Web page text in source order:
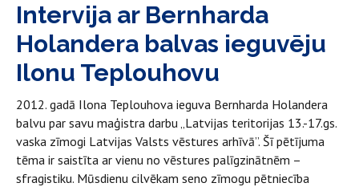
Intervija ar Bernharda
Holandera balvas ieguvēju
Ilonu Teplouhovu
2012. gadā Ilona Teplouhova ieguva Bernharda Holandera
balvu par savu maģistra darbu „Latvijas teritorijas 13.-17.gs.
vaska zīmogi Latvijas Valsts vēstures arhīvā”. Šī pētījuma
tēma ir saistīta ar vienu no vēstures palīgzinātnēm –
sfragistiku. Mūsdienu cilvēkam seno zīmogu pētniecība